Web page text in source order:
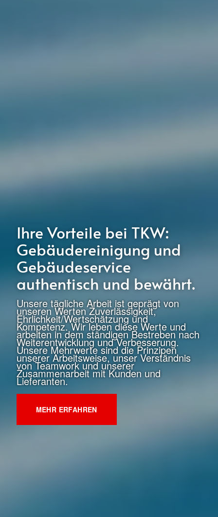
Ihre Vorteile bei TKW:
Gebäudereinigung und
Gebäudeservice
authentisch und bewährt.
Unsere tägliche Arbeit ist geprägt von
unseren Werten Zuverlässigkeit,
Ehrlichkeit/Wertschätzung und
Kompetenz. Wir leben diese Werte und
arbeiten in dem ständigen Bestreben nach
Weiterentwicklung und Verbesserung.
Unsere Mehrwerte sind die Prinzipen
unserer Arbeitsweise, unser Verständnis
von Teamwork und unserer
Zusammenarbeit mit Kunden und
Lieferanten.
MEHR ERFAHREN